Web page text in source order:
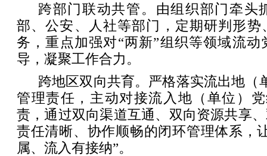
跨部门联动共管。由组织部门牵头
部、公安、人社等部门，定期研判形势
务，重点加强对“两新”组织等领域流
导，凝聚工作合力。
跨地区双向共育。严格落实流出地（
管理责任，主动对接流入地（单位）
责，通过双向渠道互通、双向资源共享
责任清晰、协作顺畅的闭环管理体系，
属、流入有接纳”。